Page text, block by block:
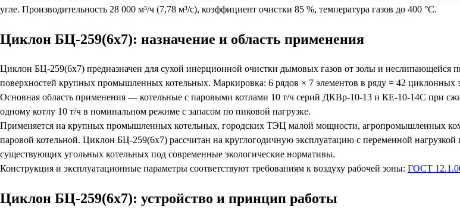
угле. Производительность 28 000 м³/ч (7,78 м³/с), коэффициент очистки 85 %, температура газов до 400 °С.
Циклон БЦ-259(6х7): назначение и область применения
Циклон БЦ-259(6х7) предназначен для сухой инерционной очистки дымовых газов от золы и неслипающейся
поверхностей крупных промышленных котельных. Маркировка: 6 рядов × 7 элементов в ряду = 42 циклонных
Основная область применения — котельные с паровыми котлами 10 т/ч серий ДКВр-10-13 и КЕ-10-14С при
одному котлу 10 т/ч в номинальном режиме с запасом по пиковой нагрузке.
Применяется на крупных промышленных котельных, городских ТЭЦ малой мощности, агропромышленных
паровой котельной. Циклон БЦ-259(6х7) рассчитан на круглогодичную эксплуатацию с переменной
существующих угольных котельных под современные экологические нормативы.
Конструкция и эксплуатационные параметры соответствуют требованиям к воздуху рабочей зоны: ГОСТ
Циклон БЦ-259(6х7): устройство и принцип работы